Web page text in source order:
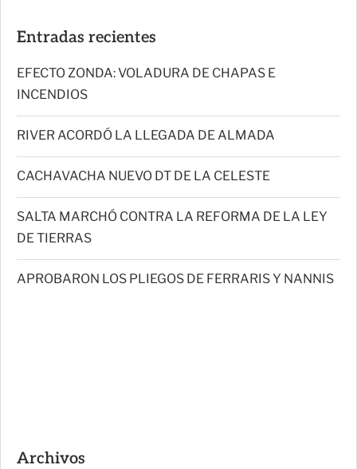
Entradas recientes
EFECTO ZONDA: VOLADURA DE CHAPAS E
INCENDIOS
RIVER ACORDÓ LA LLEGADA DE ALMADA
CACHAVACHA NUEVO DT DE LA CELESTE
SALTA MARCHÓ CONTRA LA REFORMA DE LA LEY
DE TIERRAS
APROBARON LOS PLIEGOS DE FERRARIS Y NANNIS
Archivos